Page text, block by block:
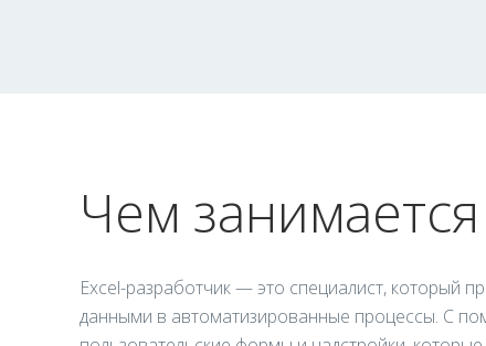
Чем
Excel-разработчик — это специалист, который
данными в автоматизированные процессы. С